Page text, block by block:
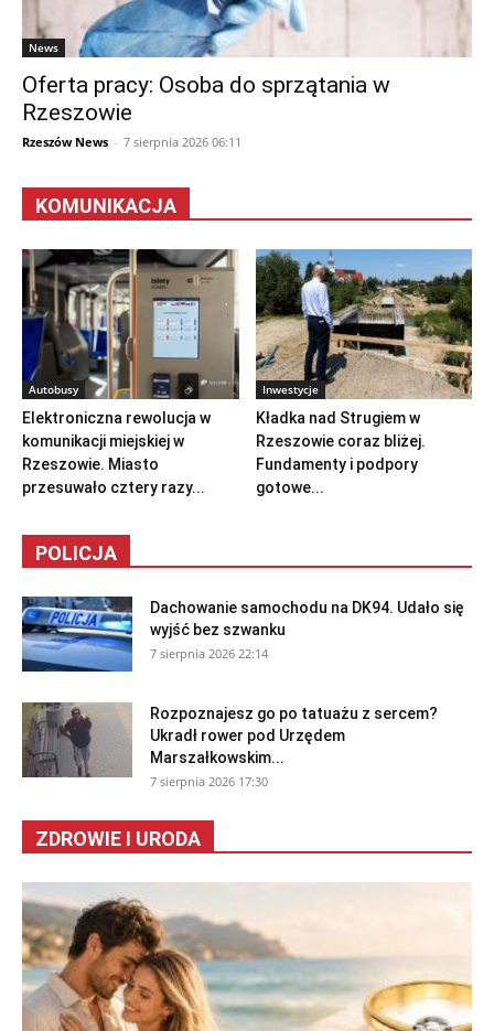
News
Oferta pracy: Osoba do sprzątania w
Rzeszowie
Rzeszów News - 7 sierpnia 2026 06:11
KOMUNIKACJA
Autobusy
Elektroniczna rewolucja w
komunikacji miejskiej w
Rzeszowie. Miasto
przesuwało cztery razy...
Inwestycje
Kładka nad Strugiem w
Rzeszowie coraz bliżej.
Fundamenty i podpory
gotowe...
POLICJA
Dachowanie samochodu na DK94. Udało się
wyjść bez szwanku
7 sierpnia 2026 22:14
Rozpoznajesz go po tatuażu z sercem?
Ukradł rower pod Urzędem
Marszałkowskim...
7 sierpnia 2026 17:30
ZDROWIE I URODA